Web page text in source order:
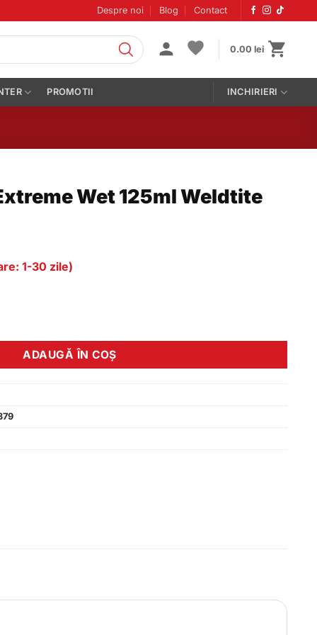
Despre noi Blog Contact
0.00 lei
PROMOTII INCHIRIERI
Wet 125ml Weldtite
1-30 zile)
ADAUGĂ ÎN COȘ